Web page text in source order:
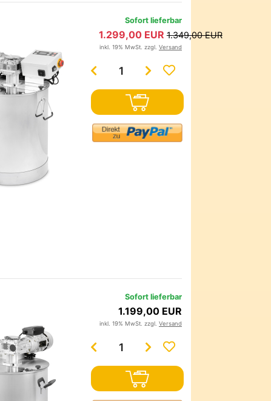
Sofort lieferbar
1.299,00 EUR1.349,00 EUR
inkl. 19% MwSt. zzgl. Versand
Sofort lieferbar
1.199,00 EUR
inkl. 19% MwSt. zzgl. Versand